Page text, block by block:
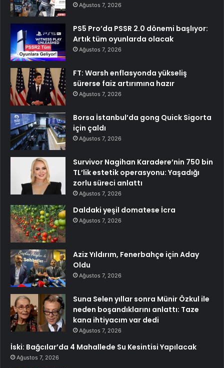
Ağustos 7, 2026
PS5 Pro’da PSSR 2.0 dönemi başlıyor:
Artık tüm oyunlarda olacak
Ağustos 7, 2026
FT: Warsh enflasyonda yükseliş
sürerse faiz artırımına hazır
Ağustos 7, 2026
Borsa İstanbul’da gong Quick Sigorta
için çaldı
Ağustos 7, 2026
Survivor Nagihan Karadere’nin 750 bin
TL’lik estetik operasyonu: Yaşadığı
zorlu süreci anlattı
Ağustos 7, 2026
Daldaki yeşil domatese İcra
Ağustos 7, 2026
Aziz Yıldırım, Fenerbahçe için Aday
Oldu
Ağustos 7, 2026
Suna Selen yıllar sonra Münir Özkul ile
neden boşandıklarını anlattı: Taze
kana ihtiyacım var dedi
Ağustos 7, 2026
İski: Bağcılar’da 4 Mahallede Su Kesintisi Yapılacak
Ağustos 7, 2026